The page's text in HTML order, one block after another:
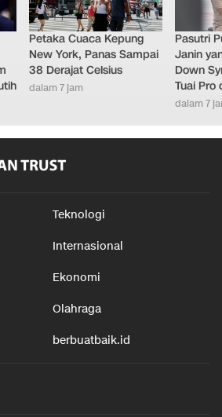
Petaka Cuaca Kepung
New York, Panas Sampai
38 Derajat Celsius
dalam 7 jam
Pasutri
Janin
Down
Tuai Pro
dalam 7
Teknologi
Internasional
Ekonomi
Olahraga
berbuatbaik.id